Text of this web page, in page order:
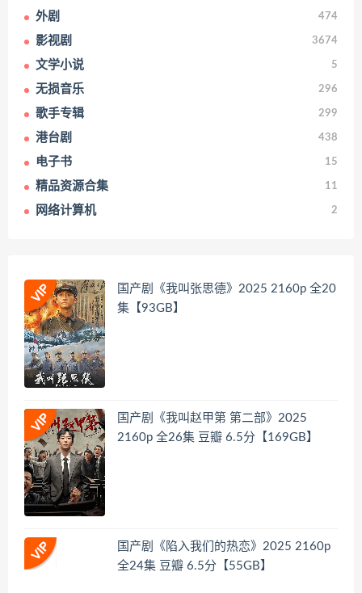
外剧 474
影视剧 3674
文学小说 5
无损音乐 296
歌手专辑 299
港台剧 438
电子书 15
精品资源合集 11
网络计算机 2
国产剧《我叫张思德》2025 2160p 全20
集【93GB】
国产剧《我叫赵甲第 第二部》2025
2160p 全26集 豆瓣 6.5分【169GB】
国产剧《陷入我们的热恋》2025 2160p
全24集 豆瓣 6.5分【55GB】